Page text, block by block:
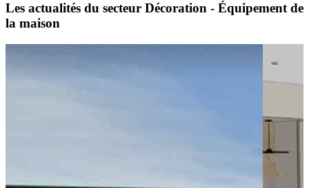
Les actualités du secteur Décoration - Équipement de
la maison